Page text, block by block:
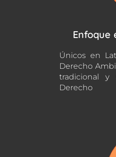
Enfoque
Únicos en
Derecho
tradicional y
Derecho